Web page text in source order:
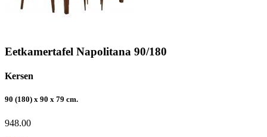
Eetkamertafel Napolitana 90/180
Kersen
90 (180) x 90 x 79 cm.
948.00